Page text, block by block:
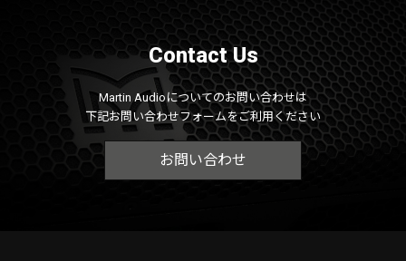
Contact Us
Martin Audioについてのお問い合わせは
下記お問い合わせフォームをご利用ください
お問い合わせ